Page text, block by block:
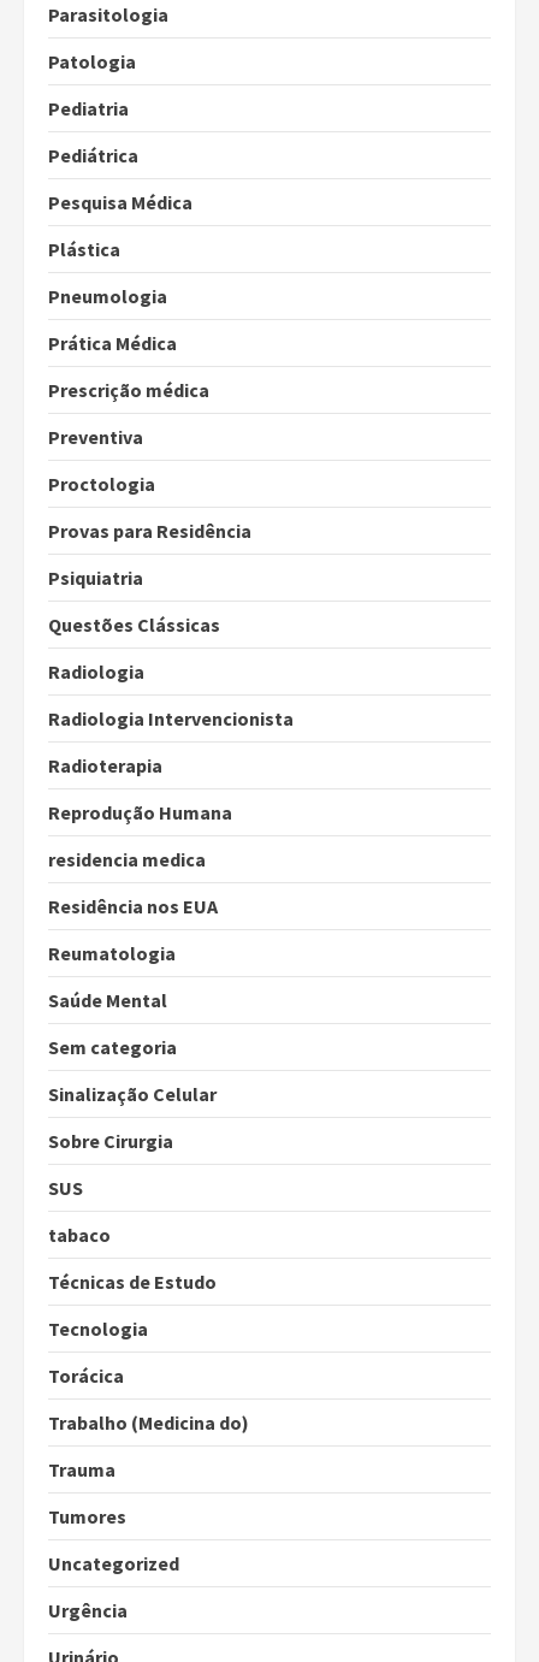
Parasitologia
Patologia
Pediatria
Pediátrica
Pesquisa Médica
Plástica
Pneumologia
Prática Médica
Prescrição médica
Preventiva
Proctologia
Provas para Residência
Psiquiatria
Questões Clássicas
Radiologia
Radiologia Intervencionista
Radioterapia
Reprodução Humana
residencia medica
Residência nos EUA
Reumatologia
Saúde Mental
Sem categoria
Sinalização Celular
Sobre Cirurgia
SUS
tabaco
Técnicas de Estudo
Tecnologia
Torácica
Trabalho (Medicina do)
Trauma
Tumores
Uncategorized
Urgência